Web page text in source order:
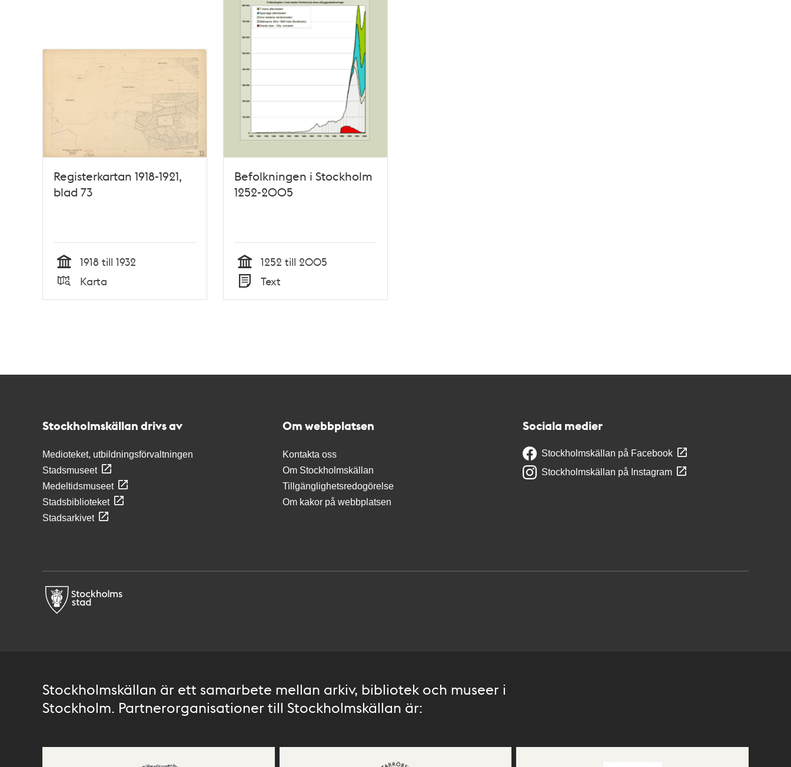
Registerkartan 1918-1921,
blad 73
Tid
1918 till 1932
Typ
Karta
Befolkningen i Stockholm
1252-2005
Tid
1252 till 2005
Typ
Text
Stockholmskällan drivs av
Medioteket, utbildningsförvaltningen
Stadsmuseet
Medeltidsmuseet
Stadsbiblioteket
Stadsarkivet
Om webbplatsen
Kontakta oss
Om Stockholmskällan
Tillgänglighetsredogörelse
Om kakor på webbplatsen
Sociala medier
Stockholmskällan på Facebook
Stockholmskällan på Instagram
Stockholmskällan är ett samarbete mellan arkiv, bibliotek och museer i
Stockholm. Partnerorganisationer till Stockholmskällan är: